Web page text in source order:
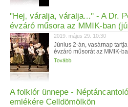
"Hej, váralja, váralja..." - A Dr.
évzáró műsora az MMIK-ban
2019. május 29. 10:30
Június 2-án, vasárnap tartja
évzáró műsorát az MMIK-
Tovább
A folklór ünnepe -
emlékére Celldömölkön